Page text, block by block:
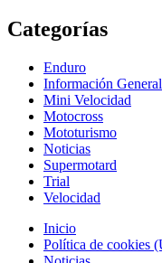
Categorías
Enduro
Información General
Mini Velocidad
Motocross
Mototurismo
Noticias
Supermotard
Trial
Velocidad
Inicio
Política de cookies